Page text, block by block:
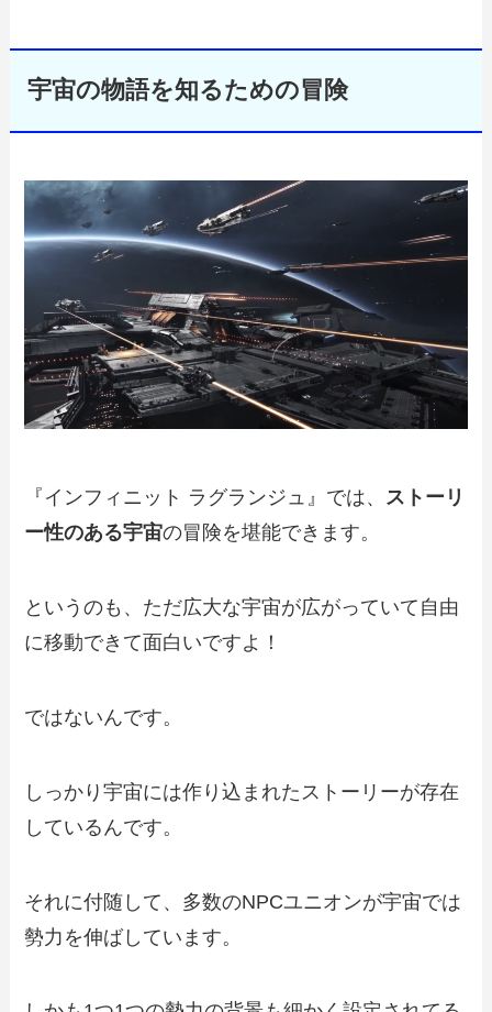
宇宙の物語を知るための冒険
『インフィニット ラグランジュ』では、 ストーリ
ー性のある宇宙の冒険を堪能できます。
というのも、ただ広大な宇宙が広がっていて自由
に移動できて面白いですよ！
ではないんです。
しっかり宇宙には作り込まれたストーリーが存在
しているんです。
それに付随して、多数のNPCユニオンが宇宙では
勢力を伸ばしています。